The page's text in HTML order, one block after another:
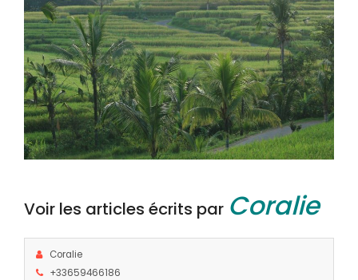
Voir les articles écrits par Coralie
Coralie
+33659466186